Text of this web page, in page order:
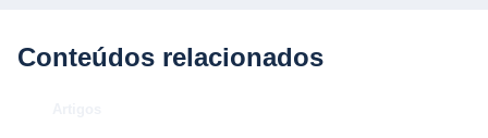
Conteúdos relacionados